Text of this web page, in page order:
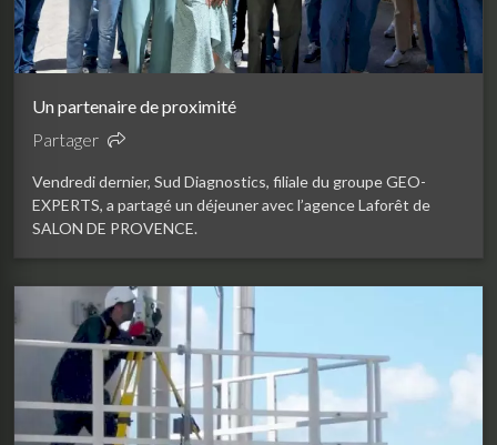
Un partenaire de proximité
Partager
Vendredi dernier, Sud Diagnostics, filiale du groupe GEO-
EXPERTS, a partagé un déjeuner avec l’agence Laforêt de
SALON DE PROVENCE.